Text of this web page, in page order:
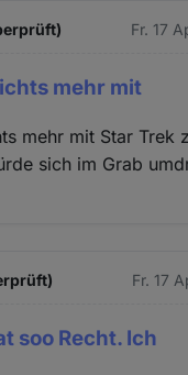
Fr. 17
mehr mit
mehr mit Star Trek
sich im Grab
Fr. 17
soo Recht. Ich